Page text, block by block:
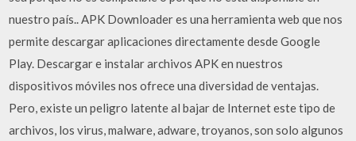
nuestro país.. APK Downloader es una herramienta web que nos
permite descargar aplicaciones directamente desde Google
Play. Descargar e instalar archivos APK en nuestros
dispositivos móviles nos ofrece una diversidad de ventajas.
Pero, existe un peligro latente al bajar de Internet este tipo de
archivos, los virus, malware, adware, troyanos, son solo algunos